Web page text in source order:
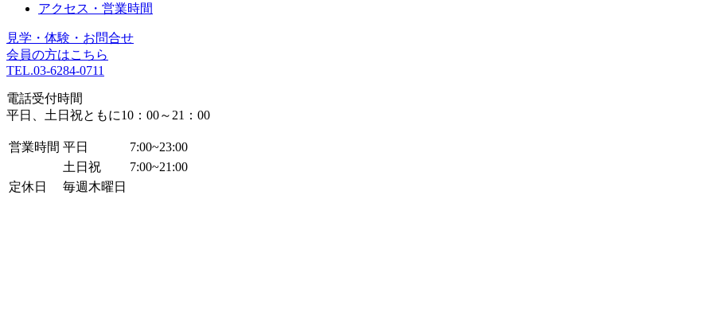
アクセス・営業時間
見学・体験・お問合せ
会員の方はこちら
TEL.03-6284-0711
電話受付時間
平日、土日祝ともに10：00～21：00
営業時間 平日
7:00~23:00
土日祝
7:00~21:00
定休日
毎週木曜日